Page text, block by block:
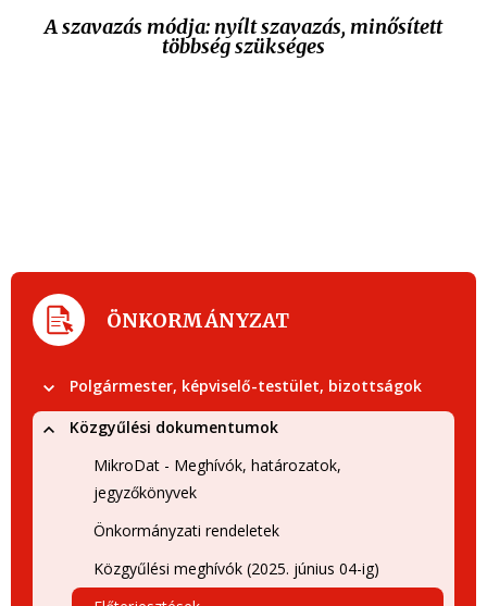
A szavazás módja:nyíltszavazás, minősített
többségszükséges
ÖNKORMÁNYZAT
Polgármester, képviselő-testület, bizottságok
Közgyűlési dokumentumok
MikroDat - Meghívók, határozatok,
jegyzőkönyvek
Önkormányzati rendeletek
Közgyűlési meghívók (2025. június 04-ig)